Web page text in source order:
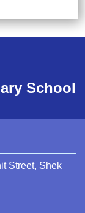
School
Street, Shek